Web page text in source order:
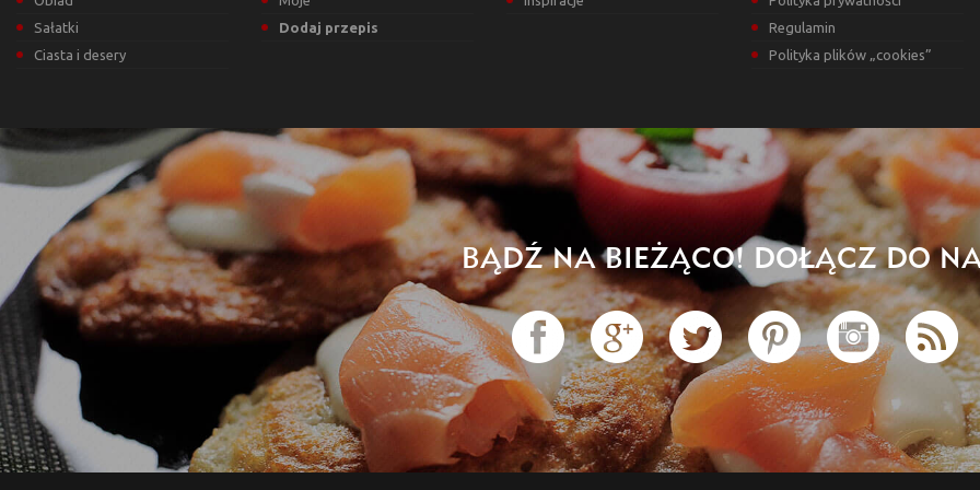
Sałatki
Ciasta i desery
Dodaj przepis
Regulamin
Polityka plików „cookies”
BĄDŹ NA BIEŻĄCO! DOŁĄCZ DO